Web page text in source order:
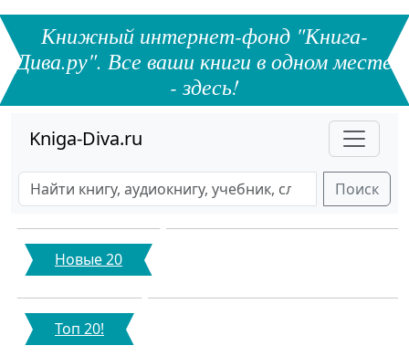
Книжный интернет-фонд "Книга-
Дива.ру". Все ваши книги в одном месте
- здесь!
Kniga-Diva.ru
Поиск
Новые 20
Топ 20!